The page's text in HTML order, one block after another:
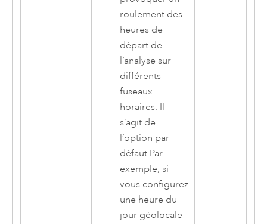
roulement des
heures de
départ de
l’analyse sur
différents
fuseaux
horaires. Il
s’agit de
l’option par
défaut.Par
exemple, si
vous configurez
une heure du
jour géolocale